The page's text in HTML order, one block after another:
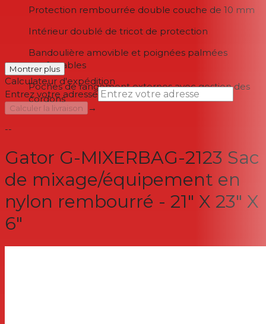
Protection rembourrée double couche de 10 mm
Intérieur doublé de tricot de protection
Bandoulière amovible et poignées palmées
confortables
Poches de rangement externes avec gestion des
cordons
Montrer plus
Calculateur d'expédition
Entrez votre adresse
Calculer la livraison
→
--
Gator G-MIXERBAG-2123 Sac
de mixage/équipement en
nylon rembourré - 21" X 23" X
6"